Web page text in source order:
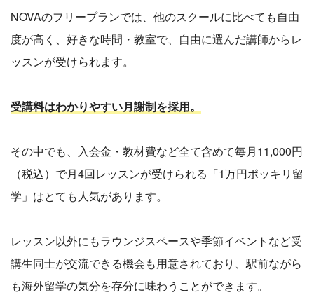
NOVAのフリープランでは、他のスクールに比べても自由
度が高く、好きな時間・教室で、自由に選んだ講師からレ
ッスンが受けられます。
受講料はわかりやすい月謝制を採用。
その中でも、入会金・教材費など全て含めて毎月11,000円
（税込）で月4回レッスンが受けられる「1万円ポッキリ留
学」はとても人気があります。
レッスン以外にもラウンジスペースや季節イベントなど受
講生同士が交流できる機会も用意されており、駅前ながら
も海外留学の気分を存分に味わうことができます。